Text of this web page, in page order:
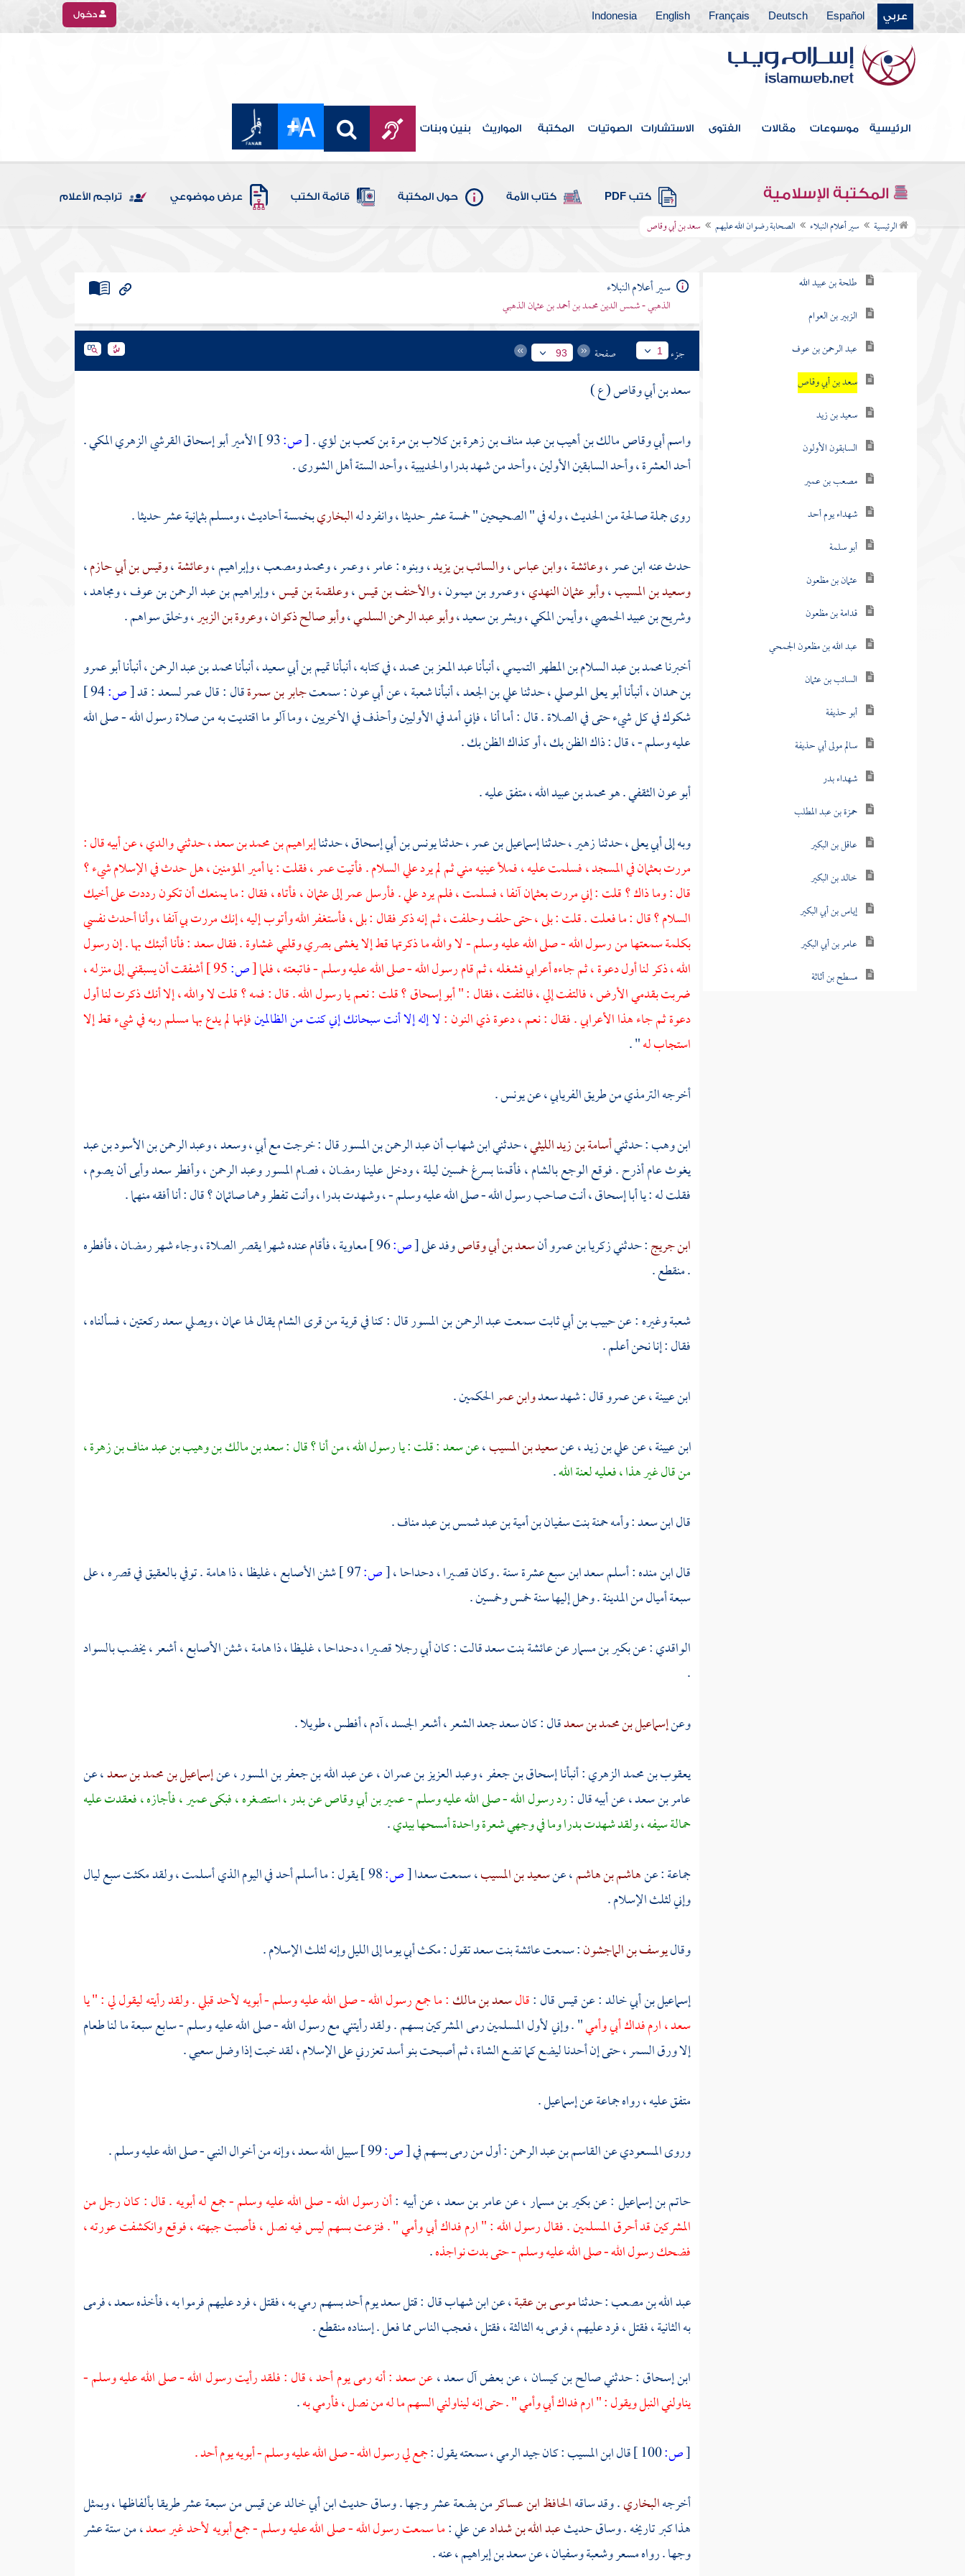
عربي Español
Deutsch
Français
English
Indonesia دخول
الرئيسية موسوعات مقالات الفتوى الاستشارات الصوتيات المكتبة المواريث بنين وبنات
المكتبة الإسلامية كتب PDF كتاب الأمة حول المكتبة قائمة الكتب عرض موضوعي تراجم الأعلام
الرئيسية سير أعلام النبلاء الصحابة رضوان الله عليهم سعد بن أبي وقاص
فهرس الكتاب
الصحابة رضوان الله عليهم
طلحة بن عبيد الله
الزبير بن العوام
عبد الرحمن بن عوف
سعد بن أبي وقاص
سعيد بن زيد
السابقون الأولون
مصعب بن عمير
شهداء يوم أحد
أبو سلمة
عثمان بن مظعون
قدامة بن مظعون
عبد الله بن مظعون الجمحي
السائب بن عثمان
أبو حذيفة
سالم مولى أبي حذيفة
شهداء بدر
حمزة بن عبد المطلب
عاقل بن البكير
خالد بن البكير
إياس بن أبي البكير
عامر بن أبي البكير
مسطح بن أثاثة
سير أعلام النبلاء
الذهبي - شمس الدين محمد بن أحمد بن عثمان الذهبي
جزء 1 صفحة 93
سعد بن أبي وقاص ( ع )
واسمأبي وقاص مالك بن أهيب بن عبد مناف بن زهرة بن كلاب بن مرة بن كعب بن لؤي.
[ص:
الأمير أبو إسحاق القرشي الزهري المكي .
أحد العشرة ، وأحد السابقين الأولين ، وأحد من شهد بدرا والحديبية ، وأحد الستة أهل الشورى .
روى جملة صالحة من الحديث ، وله في " الصحيحين " خمسة عشر حديثا ، وانفرد لهالبخاريبخمسة أحاديث ،ومسلمبثمانية عشر حديثا .
حدث عنهابن عمر،وعائشة،وابن عباس،والسائب بن يزيد، وبنوه :عامر،وعمر،ومحمدومصعب،وإبراهيم،وعائشة،وقيس بن أبي حازم،
وسعيد بن المسيب،وأبو عثمان النهدي،وعمرو بن ميمون،والأحنف بن قيس،وعلقمة بن قيس،وإبراهيم بن عبد الرحمن بن عوف،ومجاهد،
وشريح بن عبيد الحمصي،وأيمن المكي،وبشر بن سعيد،وأبو عبد الرحمن السلمي،وأبو صالح ذكوان،وعروة بن الزبير، وخلق سواهم .
أخبرنامحمد بن عبد السلام بن المطهر التميمي، أنبأناعبد المعز بن محمد، في كتابه ، أنبأناتميم بن أبي سعيد، أنبأنامحمد بن عبد الرحمن، أنبأناأبو عمرو
بن حمدان، أنبأناأبو يعلى الموصلي، حدثناعلي بن الجعد، أنبأناشعبة، عنأبي عون: سمعتجابر بن سمرةقال : قالعمر لسعد: قد[ص:
شكوك في كل شيء حتى في الصلاة . قال : أما أنا ، فإني أمد في الأوليين وأحذف في الأخريين ، وما آلو ما اقتديت به من صلاة رسول الله - صلى الله
عليه وسلم - ، قال : ذاك الظن بك ، أو كذاك الظن بك .
أبو عون الثقفي. هومحمد بن عبيد الله، متفق عليه .
وبه إلىأبي يعلى، حدثنازهير، حدثناإسماعيل بن عمر، حدثنايونس بن أبي إسحاق، حدثناإبراهيم بن محمد بن سعد، حدثني والدي ، عن أبيه قال :
مررتبعثمانفي المسجد ، فسلمت عليه ، فملأ عينيه مني ثم لم يرد علي السلام . فأتيتعمر، فقلت : يا أمير المؤمنين ، هل حدث في الإسلام شيء ؟
قال : وما ذاك ؟ قلت : إني مررتبعثمانآنفا ، فسلمت ، فلم يرد علي . فأرسلعمرإلىعثمان، فأتاه ، فقال : ما يمنعك أن تكون رددت على أخيك
السلام ؟ قال : ما فعلت . قلت : بلى ، حتى حلف وحلفت ، ثم إنه ذكر فقال : بلى ، فأستغفر الله وأتوب إليه ، إنك مررت بي آنفا ، وأنا أحدث نفسي
بكلمة سمعتها من رسول الله - صلى الله عليه وسلم - لا والله ما ذكرتها قط إلا يغشى بصري وقلبي غشاوة . فقالسعد: فأنا أنبئك بها . إن رسول
الله ، ذكر لنا أول دعوة ، ثم جاءه أعرابي فشغله ، ثم قام رسول الله - صلى الله عليه وسلم - فاتبعته ، فلما[ص:
أشفقت أن يسبقني إلى منزله ،
ضربت بقدمي الأرض ، فالتفت إلي ، فالتفت ، فقال : "أبو إسحاق؟ قلت : نعم يا رسول الله . قال : فمه ؟ قلت لا والله ، إلا أنك ذكرت لنا أول
دعوة ثم جاء هذا الأعرابي . فقال : نعم ، دعوةذي النون:لا إله إلا أنت سبحانك إني كنت من الظالمينفإنها لم يدع بها مسلم ربه في شيء قط إلا
استجاب له" .
أخرجهالترمذيمن طريقالفريابي، عنيونس.
ابن وهب: حدثنيأسامة بن زيد الليثي، حدثنيابن شهابأنعبد الرحمن بن المسورقال : خرجت مع أبي ،وسعد،وعبد الرحمن بن الأسود بن عبد
يغوثعام أذرح . فوقع الوجعبالشام، فأقمنابسرغخمسين ليلة ، ودخل علينا رمضان ، فصامالمسوروعبد الرحمن، وأفطرسعدوأبى أن يصوم ،
فقلت له : ياأبا إسحاق، أنت صاحب رسول الله - صلى الله عليه وسلم - ، وشهدتبدرا، وأنت تفطر وهما صائمان ؟ قال : أنا أفقه منهما .
ابن جريج: حدثنيزكريا بن عمروأنسعد بن أبي وقاصوفد على[ص:96 ] معاوية، فأقام عنده شهرا يقصر الصلاة ، وجاء شهر رمضان ، فأفطره
. منقطع .
شعبةوغيره : عنحبيب بن أبي ثابتسمعتعبد الرحمن بن المسورقال : كنا في قرية من قرىالشاميقال لهاعمان، ويصلي سعد ركعتين ، فسألناه ،
فقال : إنا نحن أعلم .
ابن عيينة، عن عمرو قال : شهدسعدوابن عمرالحكمين .
ابن عيينة، عنعلي بن زيد، عنسعيد بن المسيب،عنسعد: قلت : يا رسول الله ، من أنا ؟ قال :سعد بن مالك بن وهيب بن عبد مناف بن زهرة،
من قال غير هذا ، فعليه لعنة الله.
قالابن سعد: وأمهحمنة بنت سفيان بن أمية بن عبد شمس بن عبد مناف.
قالابن منده: أسلمسعدابن سبع عشرة سنة . وكان قصيرا ، دحداحا ،[ص:
شثن الأصابع ، غليظا ، ذا هامة . توفي بالعقيق في قصره ، على
سبعة أميال من المدينة . وحمل إليها سنة خمس وخمسين .
الواقدي: عنبكير بن مسمارعنعائشة بنت سعدقالت : كان أبي رجلا قصيرا ، دحداحا ، غليظا ، ذا هامة ، شثن الأصابع ، أشعر ، يخضب بالسواد
.
وعنإسماعيل بن محمد بن سعدقال : كانسعدجعد الشعر ، أشعر الجسد ، آدم ، أفطس ، طويلا .
يعقوب بن محمد الزهري: أنبأناإسحاق بن جعفر،وعبد العزيز بن عمران، عنعبد الله بن جعفر بن المسور، عنإسماعيل بن محمد بن سعد، عن
عامر بن سعد، عن أبيه قال :رد رسول الله - صلى الله عليه وسلم -عمير بن أبي وقاصعنبدر، استصغره ، فبكىعمير، فأجازه ، فعقدت عليه
حمالة سيفه ، ولقد شهدتبدراوما في وجهي شعرة واحدة أمسحها بيدي.
جماعة : عنهاشم بن هاشم، عنسعيد بن المسيب، سمعتسعدا[ص:
يقول : ما أسلم أحد في اليوم الذي أسلمت ، ولقد مكثت سبع ليال
وإني لثلث الإسلام .
وقاليوسف بن الماجشون: سمعتعائشة بنت سعدتقول : مكث أبي يوما إلى الليل وإنه لثلث الإسلام .
إسماعيل بن أبي خالد: عنقيسقال :قالسعد بن مالك: ما جمع رسول الله - صلى الله عليه وسلم - أبويه لأحد قبلي . ولقد رأيته ليقول لي : " يا
سعد، ارم فداك أبي وأمي" . وإني لأول المسلمين رمى المشركين بسهم . ولقد رأيتني مع رسول الله - صلى الله عليه وسلم - سابع سبعة ما لنا طعام
إلا ورق السمر ، حتى إن أحدنا ليضع كما تضع الشاة ، ثم أصبحتبنو أسدتعزرني على الإسلام ، لقد خبت إذا وضل سعيي .
متفق عليه ، رواه جماعة عنإسماعيل.
وروىالمسعوديعنالقاسم بن عبد الرحمن: أول من رمى بسهم في[ص: سبيل اللهسعد، وإنه من أخوال النبي - صلى الله عليه وسلم .
حاتم بن إسماعيل: عنبكير بن مسمار، عنعامر بن سعد، عن أبيه :أن رسول الله - صلى الله عليه وسلم - جمع له أبويه . قال : كان رجل من
المشركين قد أحرق المسلمين . فقال رسول الله : " ارم فداك أبي وأمي " . فنزعت بسهم ليس فيه نصل ، فأصبت جبهته ، فوقع وانكشفت عورته ،
فضحك رسول الله - صلى الله عليه وسلم - حتى بدت نواجذه.
عبد الله بن مصعب: حدثناموسى بن عقبة، عنابن شهابقال : قتلسعديومأحدبسهم رمي به ، فقتل ، فرد عليهم فرموا به ، فأخذهسعد، فرمى
به الثانية ، فقتل ، فرد عليهم ، فرمى به الثالثة ، فقتل ، فعجب الناس مما فعل . إسناده منقطع .
ابن إسحاق: حدثنيصالح بن كيسان، عن بعضآل سعد،عنسعد: أنه رمى يومأحد، قال : فلقد رأيت رسول الله - صلى الله عليه وسلم -
يناولني النبل ويقول : " ارم فداك أبي وأمي " . حتى إنه ليناولني السهم ما له من نصل ، فأرمي به.
[ص: قالابن المسيب: كان جيد الرمي ، سمعته يقول :جمع لي رسول الله - صلى الله عليه وسلم - أبويه يومأحد.
أخرجهالبخاري. وقد ساقهالحافظ ابن عساكرمن بضعة عشر وجها . وساق حديثابن أبي خالدعنقيسمن سبعة عشر طريقا بألفاظها ، وبمثل
هذا كبر تاريخه . وساق حديثعبد الله بن شدادعنعلي:ما سمعت رسول الله - صلى الله عليه وسلم - جمع أبويه لأحد غيرسعد، من ستة عشر
وجها . رواهمسعروشعبةوسفيان، عنسعد بن إبراهيم، عنه .